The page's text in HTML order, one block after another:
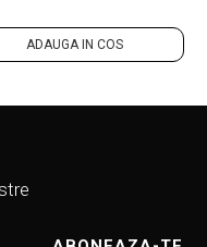
ADAUGA IN COS